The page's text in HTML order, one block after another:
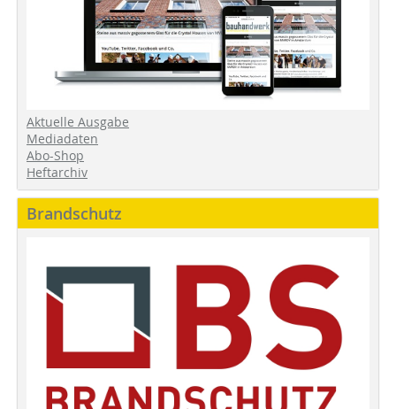
Aktuelle Ausgabe
Mediadaten
Abo-Shop
Heftarchiv
Brandschutz